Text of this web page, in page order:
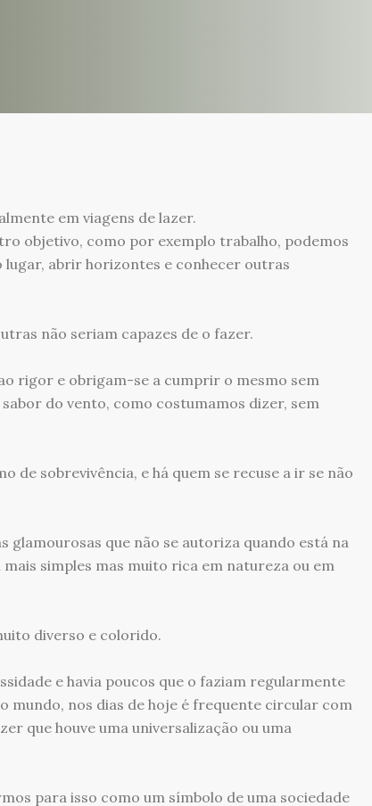
em viagens de lazer.
objetivo, como por exemplo trabalho, podemos
abrir horizontes e conhecer outras
não seriam capazes de o fazer.
rigor e obrigam-se a cumprir o mesmo sem
do vento, como costumamos dizer, sem
de sobrevivência, e há quem se recuse a ir se não
glamourosas que não se autoriza quando está na
simples mas muito rica em natureza ou em
diverso e colorido.
e havia poucos que o faziam regularmente
mundo, nos dias de hoje é frequente circular com
que houve uma universalização ou uma
para isso como um símbolo de uma sociedade